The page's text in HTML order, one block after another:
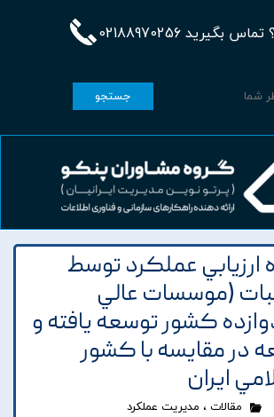
02188970256
جستجو
ارزيابي عملکرد توسط
(موسسات عالي
کشور توسعه يافته و
در مقايسه با کشور
ايران
مقالات ، مدیریت عملکرد